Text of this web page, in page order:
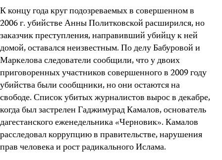
К концу года круг подозреваемых в совершенном в
2006 г. убийстве Анны Политковской расширился, но
заказчик преступления, направивший убийцу к ней
домой, оставался неизвестным. По делу Бабуровой и
Маркелова следователи сообщили, что у двоих
приговоренных участников совершенного в 2009 году
убийства были сообщники, но они остаются на
свободе. Список убитых журналистов вырос в декабре,
когда был застрелен Гаджимурад Камалов, основатель
дагестанского еженедельника «Черновик». Камалов
расследовал коррупцию в правительстве, нарушения
прав человека и рост радикального Ислама.